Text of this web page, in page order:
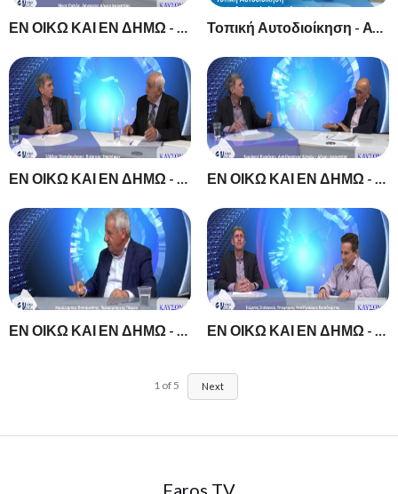
ΕΝ ΟΙΚΩ ΚΑΙ ΕΝ ΔΗΜΩ - Νίκος Παλιός, Δήμαρχος Δήμου Ιεροκηπίας. Τοπική Αυτοδιοίκηση - Αντρέας Σσιήκκης - Αντιδήμαρχος Γεροσκήπου
ΕΝ ΟΙΚΩ ΚΑΙ ΕΝ ΔΗΜΩ - Σάββας Παπαδημήτρης, Πολιτικός Επιστήμων ΕΝ ΟΙΚΩ ΚΑΙ ΕΝ ΔΗΜΩ - Κυριάκος Κυριάκου, Αντιδήμαρχος Κονιών - Δήμου Ιεροκηπίας
1 of 5 Next
Faros TV